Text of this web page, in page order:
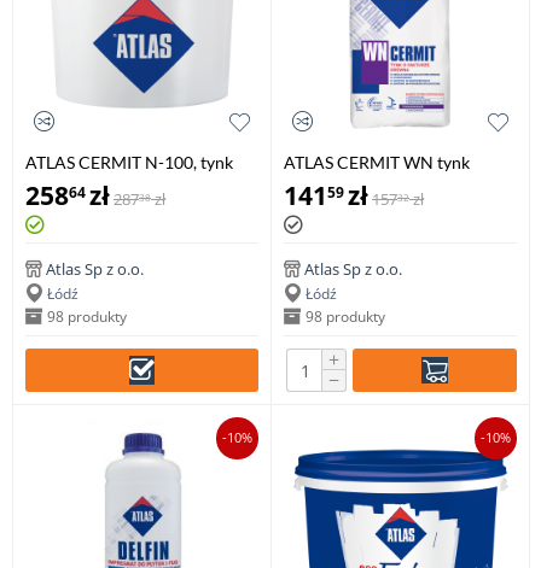
ATLAS CERMIT N-100, tynk
szablonowy akrylowy, 25 kg
25864zł28738 zł
Atlas Sp z o.o.
Łódź
98 produkty
ATLAS CERMIT WN tynk
mineralny imitujący naturalną
fakturę drewna, 25 kg
14159zł15732 zł
Atlas Sp z o.o.
Łódź
98 produkty
+
−
-10% -10%